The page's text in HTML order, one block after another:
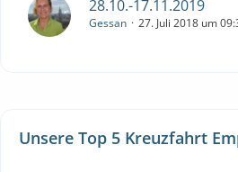
28.10.-17.11.2019
Gessan 27. Juli 2018 um
Unsere Top 5 Kreuzfahrt